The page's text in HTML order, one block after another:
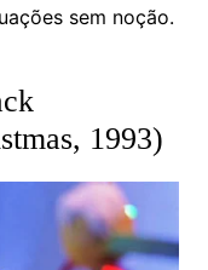
sem noção.
1993)